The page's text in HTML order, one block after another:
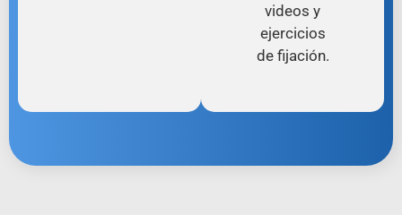
videos y
ejercicios
de fijación.